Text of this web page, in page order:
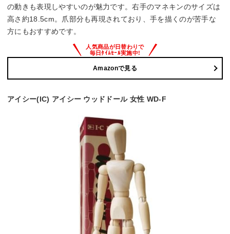
の動きも表現しやすいのが魅力です。右手のマネキンのサイズは
高さ約18.5cm。爪部分も再現されており、手を描くのが苦手な
方にもおすすめです。
Amazonで見る
アイシー(IC) アイシー ウッドドール 女性 WD-F